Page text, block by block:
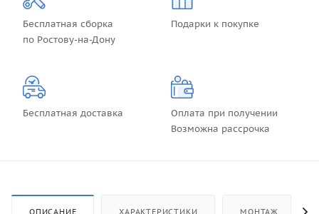
Бесплатная сборка
по Ростову-на-Дону
Подарки к покупке
Бесплатная доставка
Оплата при получении
Возможна рассрочка
ОПИСАНИЕ ХАРАКТЕРИСТИКИ МОНТАЖ